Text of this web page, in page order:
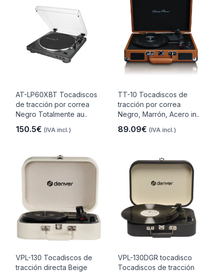
AT-LP60XBT Tocadiscos
de tracción por correa
Negro Totalmente au..
150.5€ (IVA incl.)
TT-10 Tocadiscos de
tracción por correa
Negro, Marrón, Acero in..
89.09€ (IVA incl.)
VPL-130 Tocadiscos de
tracción directa Beige
VPL-130DGR tocadisco
Tocadiscos de tracción